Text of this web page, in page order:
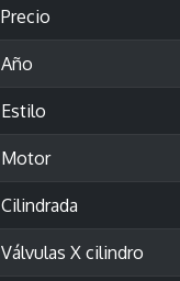
Precio
Año
Estilo
Motor
Cilindrada
Válvulas X cilindro